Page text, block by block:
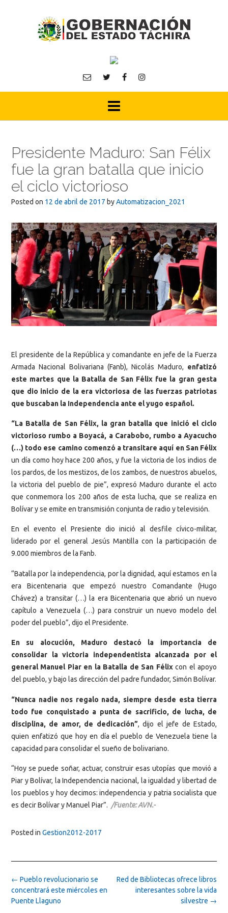
Presidente Maduro: San Félix
fue la gran batalla que inicio
el ciclo victorioso
Posted on 12 de abril de 2017 byAutomatizacion_2021
El presidente de la República y comandante en jefe de la Fuerza
Armada Nacional Bolivariana (Fanb), Nicolás Maduro, enfatizó
este martes que la Batalla de San Félix fue la gran gesta
que dio inicio de la era victoriosa de las fuerzas patriotas
que buscaban la Independencia ante el yugo español.
“La Batalla de San Félix, la gran batalla que inició el ciclo
victorioso rumbo a Boyacá, a Carabobo, rumbo a Ayacucho
(…) todo ese camino comenzó a transitare aquí en San Félix
un día como hoy hace 200 años, y fue la victoria de los indios de
los pardos, de los mestizos, de los zambos, de nuestros abuelos,
la victoria del pueblo de pie”, expresó Maduro durante el acto
que conmemora los 200 años de esta lucha, que se realiza en
Bolívar y se emite en transmisión conjunta de radio y televisión.
En el evento el Presiente dio inició al desfile cívico-militar,
liderado por el general Jesús Mantilla con la participación de
9.000 miembros de la Fanb.
“Batalla por la independencia, por la dignidad, aquí estamos en la
era Bicentenaria que empezó nuestro Comandante (Hugo
Chávez) a transitar (…) la era Bicentenaria que abrió un nuevo
capítulo a Venezuela (…) para construir un nuevo modelo del
poder del pueblo”, dijo el Presidente.
En su alocución, Maduro destacó la importancia de
consolidar la victoria independentista alcanzada por el
general Manuel Piar en la Batalla de San Félixcon el apoyo
del pueblo, y bajo las dirección del padre fundador, Simón Bolívar.
“Nunca nadie nos regalo nada, siempre desde esta tierra
todo fue conquistado a punta de sacrificio, de lucha, de
disciplina, de amor, de dedicación”, dijo el jefe de Estado,
quien enfatizó que hoy en día el pueblo de Venezuela tiene la
capacidad para consolidar el sueño de bolivariano.
“Hoy se puede soñar, actuar, construir esas utopías que movió a
Piar y Bolívar, la Independencia nacional, la igualdad y libertad de
los pueblos y hoy decimos: independencia y patria socialista que
es decir Bolívar y Manuel Piar”. /Fuente: AVN.-
Posted in Gestion2012-2017
Post
navigation
Red de Bibliotecas ofrece libros
interesantes sobre la vida
silvestre →
← Pueblo revolucionario se
concentrará este miércoles en
Puente Llaguno